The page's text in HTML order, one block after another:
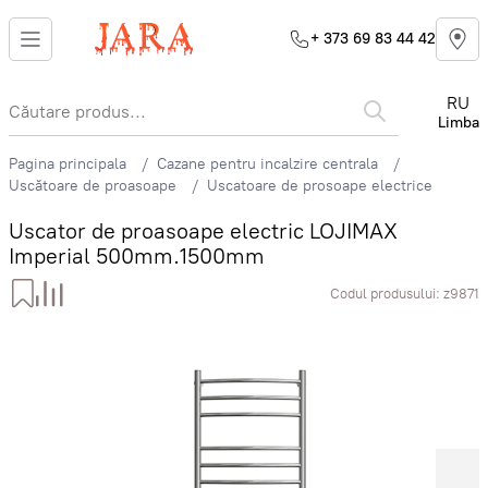
+ 373 69 83 44 42
RU
Limba
Pagina principala
Cazane pentru incalzire centrala
Uscătoare de proasoape
Uscatoare de prosoape electrice
Uscator de proasoape electric LOJIMAX
Imperial 500mm.1500mm
Codul produsului: z9871